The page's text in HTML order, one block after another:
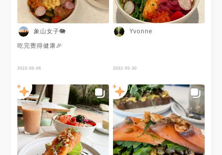
象山女子🐘
吃完覺得健康🎉
2022-06-06
Yvonne
2022-05-30